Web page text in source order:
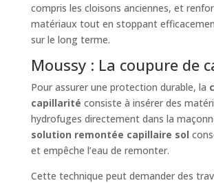
compris les cloisons anciennes, et
matériaux tout en stoppant
sur le long terme.
Moussy : La coupure de
Pour assurer une protection durable, la
capillarité consiste à insérer des
hydrofuges directement dans la
solution remontée capillaire sol
et empêche l’eau de remonter.
Cette technique peut demander des